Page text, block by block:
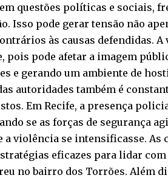
questões políticas e sociais,
Isso pode gerar tensão não
às causas defendidas.
pois pode afetar a imagem
e gerando um ambiente de
autoridades também é
Em Recife, a presença
se as forças de segurança
a violência se intensificasse. As
eficazes para lidar
no bairro dos Torrões. Além